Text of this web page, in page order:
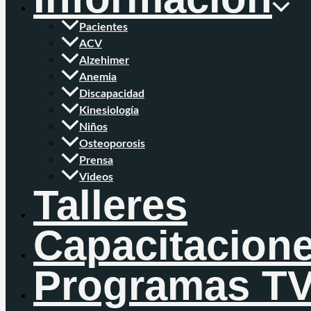
Pacientes
ACV
Alzehimer
Anemia
Discapacidad
Kinesiología
Niños
Osteoporosis
Prensa
Videos
Talleres
Programas